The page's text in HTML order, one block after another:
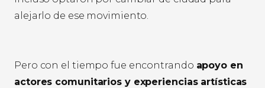
alejarlo de ese movimiento.
Pero con el tiempo fue encontrando apoyo en
actores comunitarios y experiencias artísticas